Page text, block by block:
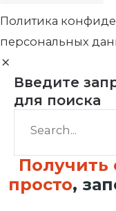
Политика
персональных
Введите
для поиска
Получить
просто,